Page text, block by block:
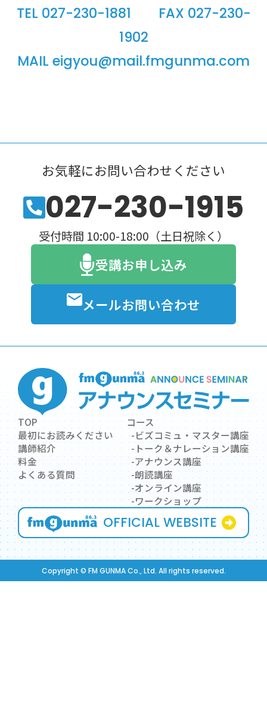
TEL 027-230-1881 FAX 027-230-
1902
MAIL eigyou@mail.fmgunma.com
お気軽にお問い合わせください
027-230-1915
受付時間 10:00-18:00（土日祝除く）
受講お申し込み
メールお問い合わせ
TOP
最初にお読みください
講師紹介
料金
よくある質問
コース
ビズコミュ・マスター講座
トーク＆ナレーション講座
アナウンス講座
朗読講座
オンライン講座
ワークショップ
OFFICIAL WEBSITE
Copyright © FM GUNMA Co., Ltd. All rights reserved.